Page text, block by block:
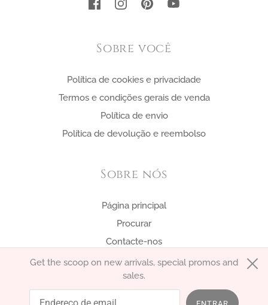
Sobre você
Política de cookies e privacidade
Termos e condições gerais de venda
Política de envio
Política de devolução e reembolso
Sobre nós
Página principal
Procurar
Contacte-nos
Get the scoop on new arrivals, special promos and
sales.